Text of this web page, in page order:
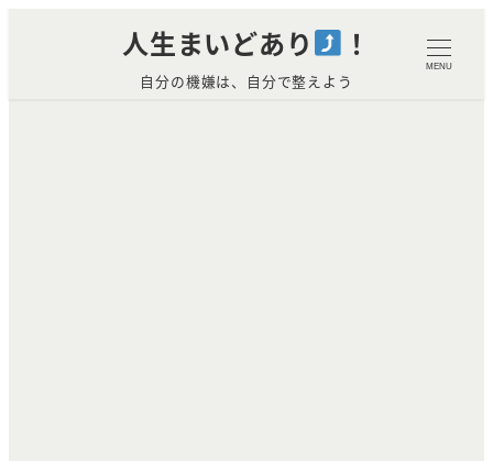
人生まいどあり ！
自分の機嫌は、自分で整えよう
MENU